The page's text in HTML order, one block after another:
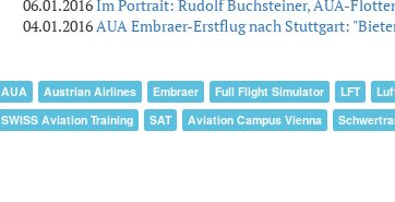
06.01.2016Im Portrait: Rudolf Buchsteiner, AUA-
04.01.2016AUA Embraer-Erstflug nach Stuttgart:
AUA Austrian Airlines Embraer Full Flight Simulator LFT
SWISS Aviation Training
SAT Aviation Campus Vienna